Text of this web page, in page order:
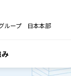
ループ 日本本部